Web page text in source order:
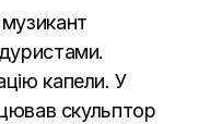
капели. У
скульптор